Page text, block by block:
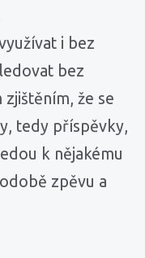
i bez
bez
že se
tedy příspěvky,
k nějakému
zpěvu a